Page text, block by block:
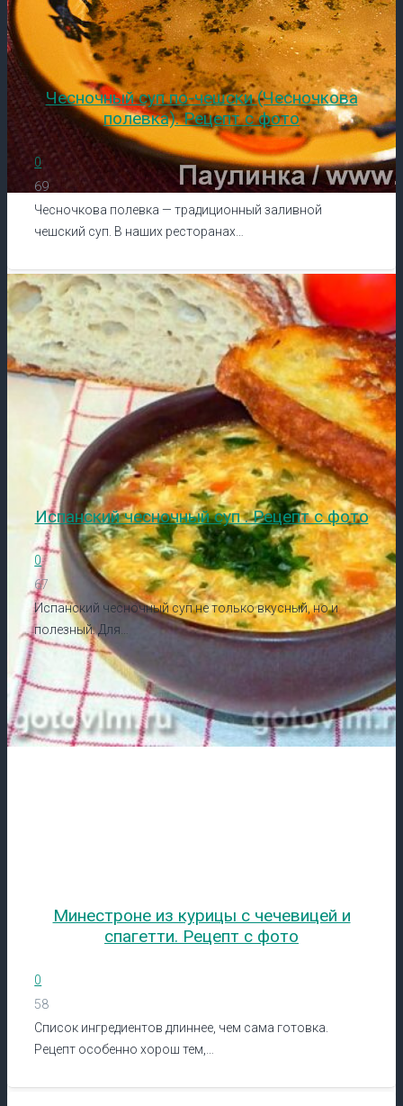
Чесночный суп по-чешски (Чесночкова
полевка). Рецепт с фото
0
69
Чесночкова полевка — традиционный заливной
чешский суп. В наших ресторанах…
Испанский чесночный суп . Рецепт с фото
0
67
Испанский чесночный суп не только вкусный, но и
полезный. Для…
Минестроне из курицы с чечевицей и
спагетти. Рецепт с фото
0
58
Список ингредиентов длиннее, чем сама готовка.
Рецепт особенно хорош тем,…